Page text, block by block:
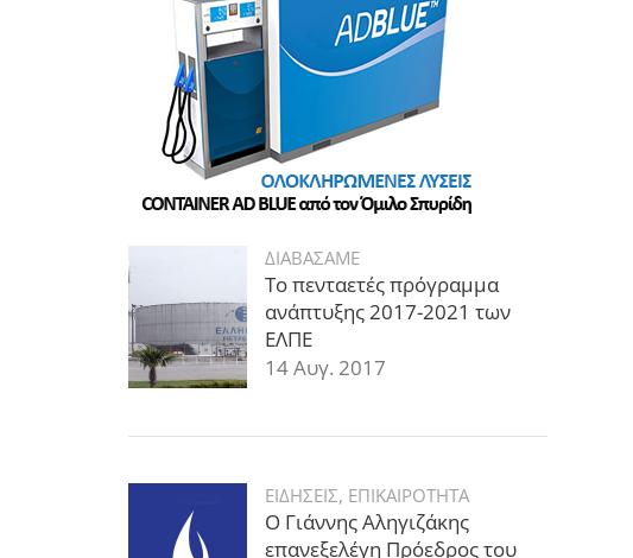
ΔΙΑΒΑΣΑΜΕ
Το πενταετές πρόγραμμα
ανάπτυξης 2017-2021 των
ΕΛΠΕ
14 Αυγ. 2017
ΕΙΔΗΣΕΙΣ, ΕΠΙΚΑΙΡΟΤΗΤΑ
Ο Γιάννης Αληγιζάκης
επανεξελέγη Πρόεδρος του